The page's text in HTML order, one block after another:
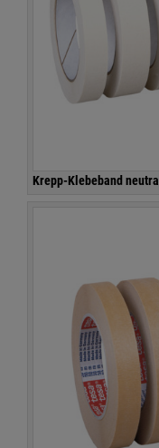
Krepp-Klebeband neutral